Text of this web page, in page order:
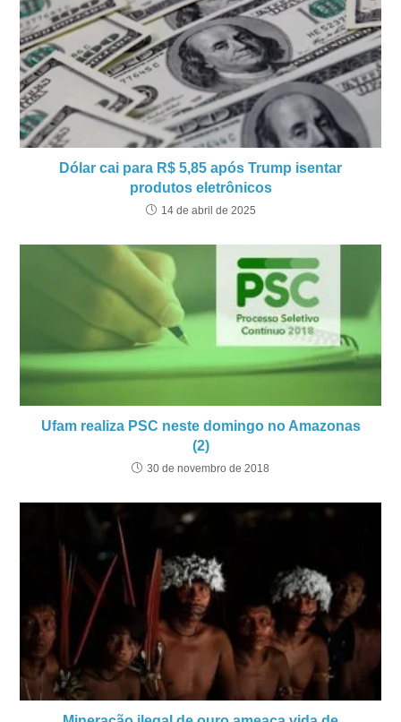
Dólar cai para R$ 5,85 após Trump isentar
produtos eletrônicos
14 de abril de 2025
Ufam realiza PSC neste domingo no Amazonas
(2)
30 de novembro de 2018